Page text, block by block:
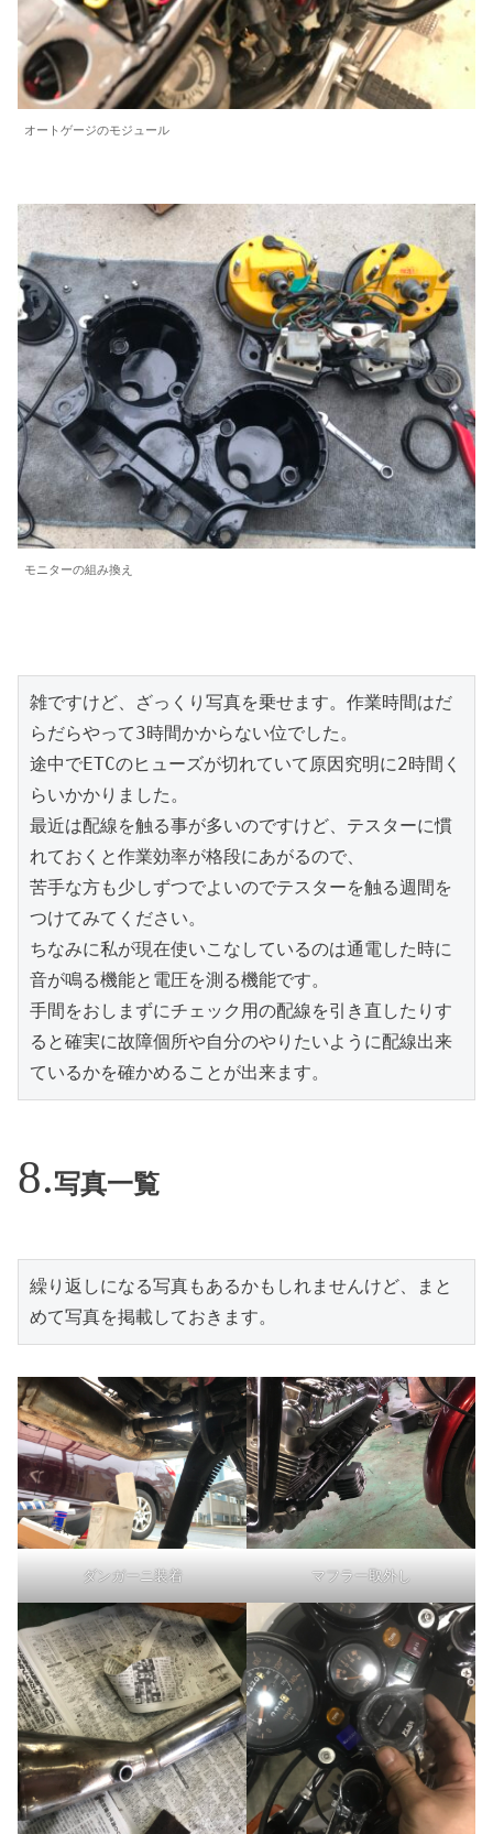
オートゲージのモジュール
モニターの組み換え
雑ですけど、ざっくり写真を乗せます。作業時間はだ
らだらやって3時間かからない位でした。
途中でETCのヒューズが切れていて原因究明に2時間く
らいかかりました。
最近は配線を触る事が多いのですけど、テスターに慣
れておくと作業効率が格段にあがるので、
苦手な方も少しずつでよいのでテスターを触る週間を
つけてみてください。
ちなみに私が現在使いこなしているのは通電した時に
音が鳴る機能と電圧を測る機能です。
手間をおしまずにチェック用の配線を引き直したりす
ると確実に故障個所や自分のやりたいように配線出来
ているかを確かめることが出来ます。
写真一覧
繰り返しになる写真もあるかもしれませんけど、まと
めて写真を掲載しておきます。
ダンガーニ装着 マフラー取外し